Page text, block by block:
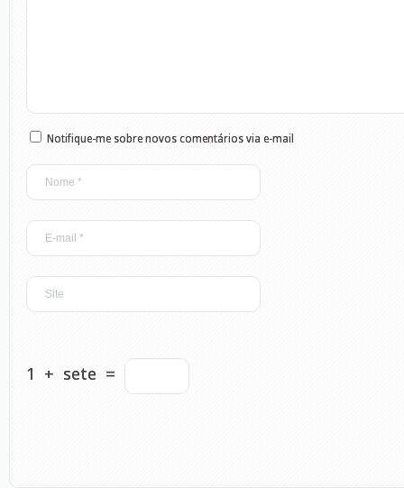
Notifique-me sobre novos comentários via e-mail
1 + sete =